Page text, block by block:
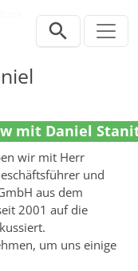
mit Daniel
wir mit Herr
und
aus dem
2001 auf die
um uns einige